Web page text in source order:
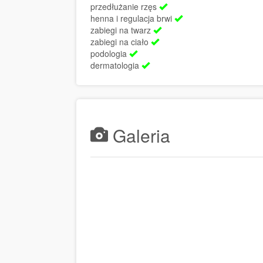
przedłużanie rzęs
henna i regulacja brwi
zabiegi na twarz
zabiegi na ciało
podologia
dermatologia
Galeria